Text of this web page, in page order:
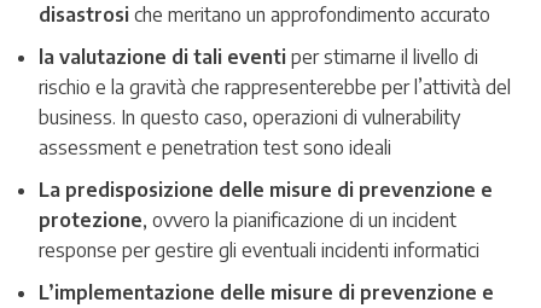
disastrosi che meritano un approfondimento accurato
la valutazione di tali eventi per stimarne il livello di
rischio e la gravità che rappresenterebbe per l’attività del
business. In questo caso, operazioni di vulnerability
assessment e penetration test sono ideali
La predisposizione delle misure di prevenzione e
protezione, ovvero la pianificazione di un incident
response per gestire gli eventuali incidenti informatici
L’implementazione delle misure di prevenzione e